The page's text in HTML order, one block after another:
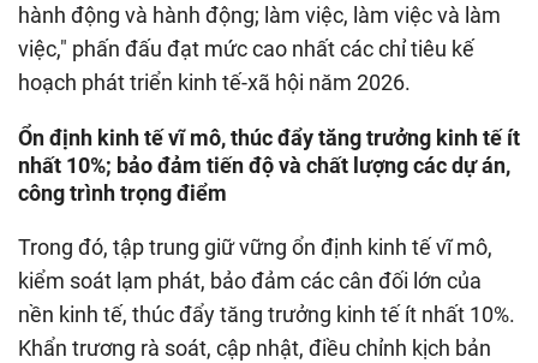
hành động và hành động; làm việc, làm việc và làm
việc," phấn đấu đạt mức cao nhất các chỉ tiêu kế
hoạch phát triển kinh tế-xã hội năm 2026.
Ổn định kinh tế vĩ mô, thúc đẩy tăng trưởng kinh tế ít
nhất 10%; bảo đảm tiến độ và chất lượng các dự án,
công trình trọng điểm
Trong đó, tập trung giữ vững ổn định kinh tế vĩ mô,
kiểm soát lạm phát, bảo đảm các cân đối lớn của
nền kinh tế, thúc đẩy tăng trưởng kinh tế ít nhất 10%.
Khẩn trương rà soát, cập nhật, điều chỉnh kịch bản